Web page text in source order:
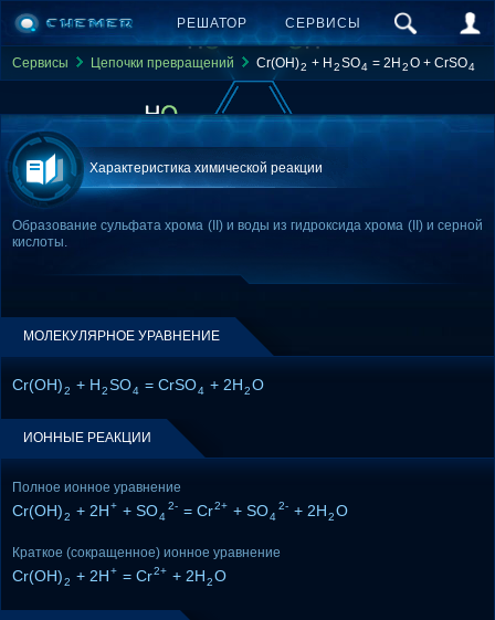
РЕШАТОР СЕРВИСЫ
Сервисы Цепочки превращений Cr(OH)2 + H 2SO4 = 2H 2O + CrSO4
Характеристика химической реакции
Образование сульфата хрома (II) и воды из гидроксида хрома (II) и серной
кислоты.
МОЛЕКУЛЯРНОЕ УРАВНЕНИЕ
Cr(OH)2 + H2SO4 = CrSO4 + 2H2O
ИОННЫЕ РЕАКЦИИ
Полное ионное уравнение
Cr(OH)2 + 2H+ + SO4
2- = Cr2+ + SO4
2- + 2H2O
Краткое (сокращенное) ионное уравнение
Cr(OH)2 + 2H+ = Cr2+ + 2H2O